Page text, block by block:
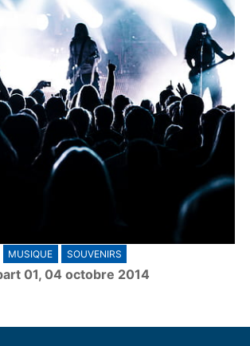
MUSIQUE SOUVENIRS
01, 04 octobre 2014